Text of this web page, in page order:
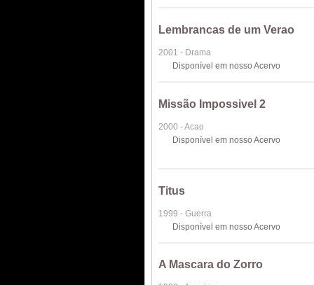
Lembrancas de um Verao
2001 - Drama
Disponível em nosso Acervo
Missão Impossivel 2
2000 - Acao
Disponível em nosso Acervo
Titus
1999 - Guerra
Disponível em nosso Acervo
A Mascara do Zorro